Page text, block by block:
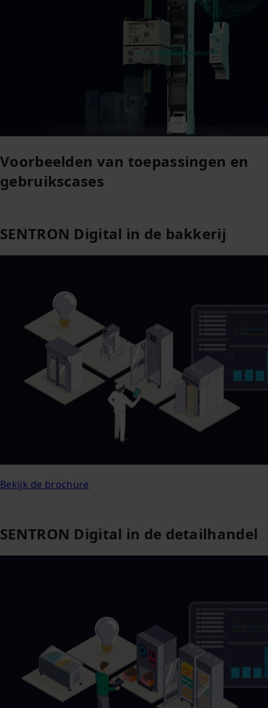
Voorbeelden van toepassingen en
gebruikscases
SENTRON Digital in de bakkerij
Bekijk de brochure
SENTRON Digital in de detailhandel